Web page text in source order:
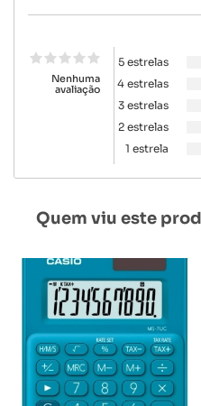
Nenhuma
avaliação
5 estrelas
4 estrelas
3 estrelas
2 estrelas
1 estrela
Quem viu este